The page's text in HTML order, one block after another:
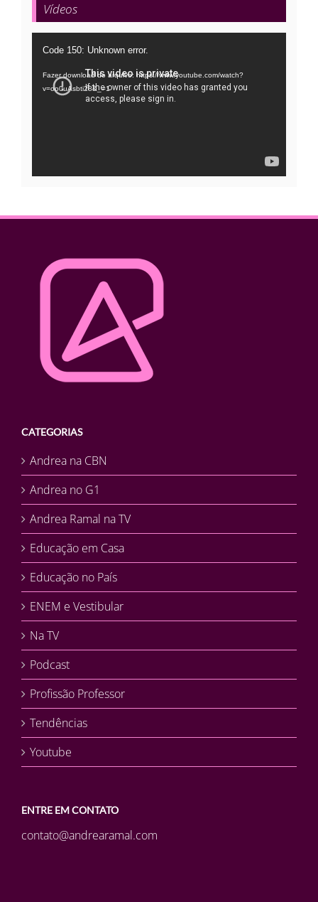
Vídeos
Tocador
vídeo
Code 150: Unknown error.
Fazer download do arquivo: https://www.youtube.com/watch?
v=oo0uAsbti28&_=1
CATEGORIAS
Andrea na CBN
Andrea no G1
Andrea Ramal na TV
Educação em Casa
Educação no País
ENEM e Vestibular
Na TV
Podcast
Profissão Professor
Tendências
Youtube
ENTRE EM CONTATO
contato@andrearamal.com